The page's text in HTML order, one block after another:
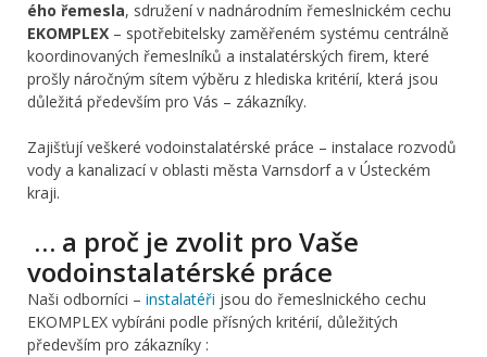
ého řemesla, sdružení v nadnárodním řemeslnickém cechu
EKOMPLEX – spotřebitelsky zaměřeném systému centrálně
koordinovaných řemeslníků a instalatérských firem, které
prošly náročným sítem výběru z hlediska kritérií, která jsou
důležitá především pro Vás – zákazníky.
Zajišťují veškeré vodoinstalatérské práce – instalace rozvodů
vody a kanalizací v oblasti města Varnsdorf a v Ústeckém
kraji.
… a proč je zvolit pro Vaše
vodoinstalatérské práce
Naši odborníci – instalatéři jsou do řemeslnického cechu
EKOMPLEX vybíráni podle přísných kritérií, důležitých
především pro zákazníky :